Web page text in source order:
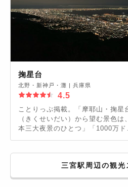
掬星台
北野・新神戸・灘 | 兵庫県
4.5
ことりっぷ掲載。「摩耶山・掬星
（きくせいだい）から望む景色は
本三大夜景のひとつ」「1000万ド
trip.jp/article/8212/三宮駅周辺の観光